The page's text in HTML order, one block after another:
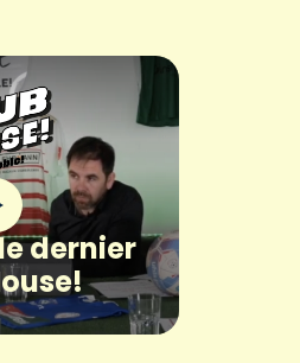
dernier